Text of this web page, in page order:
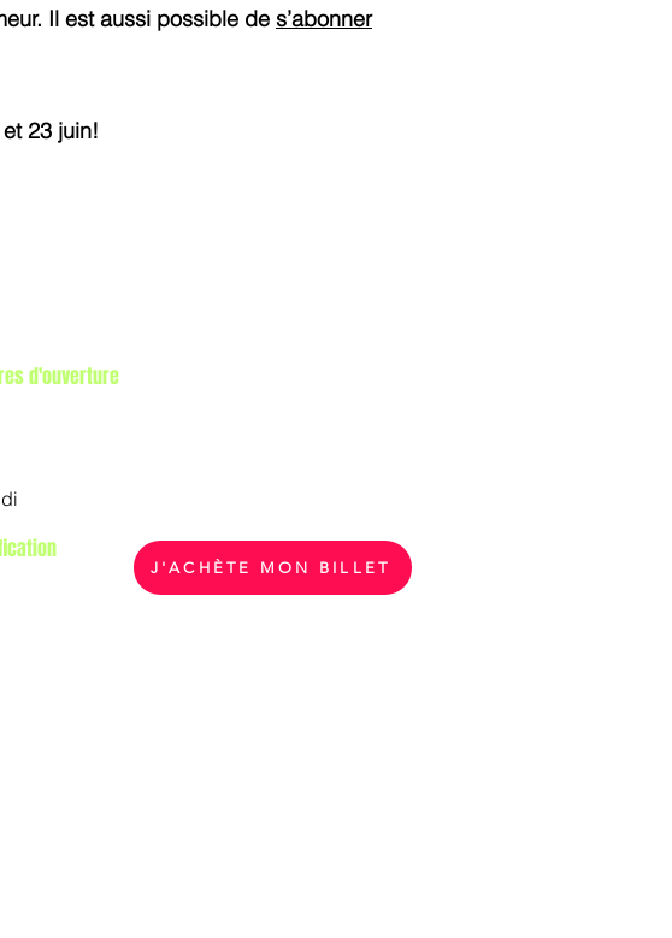
Il est aussi possible de s’abonner
23 juin!
d'ouverture​
J'ACHÈTE MON BILLET